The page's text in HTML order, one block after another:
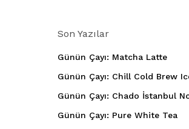
Son Yazılar
Günün Çayı: Matcha Latte
Günün Çayı: Chill Cold Brew
Günün Çayı: Chado İstanbul
Günün Çayı: Pure White Tea